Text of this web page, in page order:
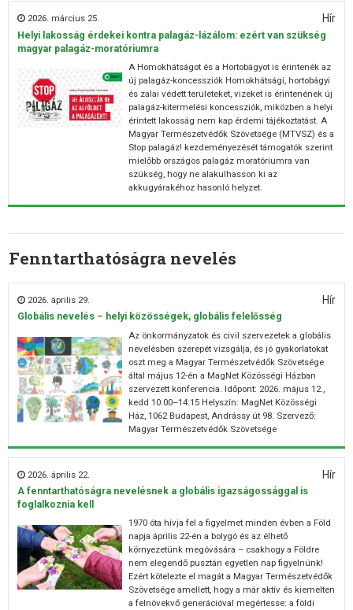
2026. március 25. Hír
Helyi lakosság érdekei kontra palagáz-lázálom: ezért van szükség
magyar palagáz-moratóriumra
A Homokhátságot és a Hortobágyot is érintenék az
új palagáz-koncessziók Homokhátsági, hortobágyi
és zalai védett területeket, vizeket is érintenének új
palagáz-kitermelési koncessziók, miközben a helyi
érintett lakosság nem kap érdemi tájékoztatást. A
Magyar Természetvédők Szövetsége (MTVSZ) és a
Stop palagáz! kezdeményezését támogatók szerint
mielőbb országos palagáz moratóriumra van
szükség, hogy ne alakulhasson ki az
akkugyárakéhoz hasonló helyzet.
Fenntarthatóságra nevelés
2026. április 29. Hír
Globális nevelés – helyi közösségek, globális felelősség
Az önkormányzatok és civil szervezetek a globális
nevelésben szerepét vizsgálja, és jó gyakorlatokat
oszt meg a Magyar Természetvédők Szövetsége
által május 12-én a MagNet Közösségi Házban
szervezett konferencia. Időpont: 2026. május 12.,
kedd 10:00–14:15 Helyszín: MagNet Közösségi
Ház, 1062 Budapest, Andrássy út 98. Szervező:
Magyar Természetvédők Szövetsége
2026. április 22. Hír
A fenntarthatóságra nevelésnek a globális igazságossággal is
foglalkoznia kell
1970 óta hívja fel a figyelmet minden évben a Föld
napja április 22-én a bolygó és az élhető
környezetünk megóvására – csakhogy a Földre
nem elegendő pusztán egyetlen nap figyelnünk!
Ezért kötelezte el magát a Magyar Természetvédők
Szövetsége amellett, hogy a már aktív és kiemelten
a felnövekvő generációval megértesse: a földi